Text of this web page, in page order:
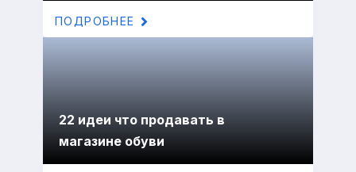
ПОДРОБНЕЕ
22 идеи что продавать в
магазине обуви